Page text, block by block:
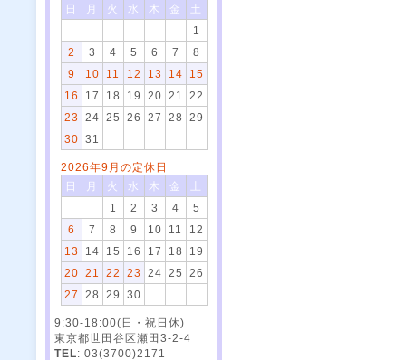
日
月 火 水 木 金
土
1
2
3 4 5 6 7
8
9
10 11 12 13 14
15
16
17 18 19 20 21
22
23
24 25 26 27 28
29
30
31
2026年9月の定休日
日
月 火 水 木 金
土
1
2 3 4
5
6
7 8 9 10 11
12
13
14 15 16 17 18
19
20
21 22 23 24 25
26
27
28 29 30
9:30-18:00(日・祝日休)
東京都世田谷区瀬田3-2-4
TEL: 03(3700)2171